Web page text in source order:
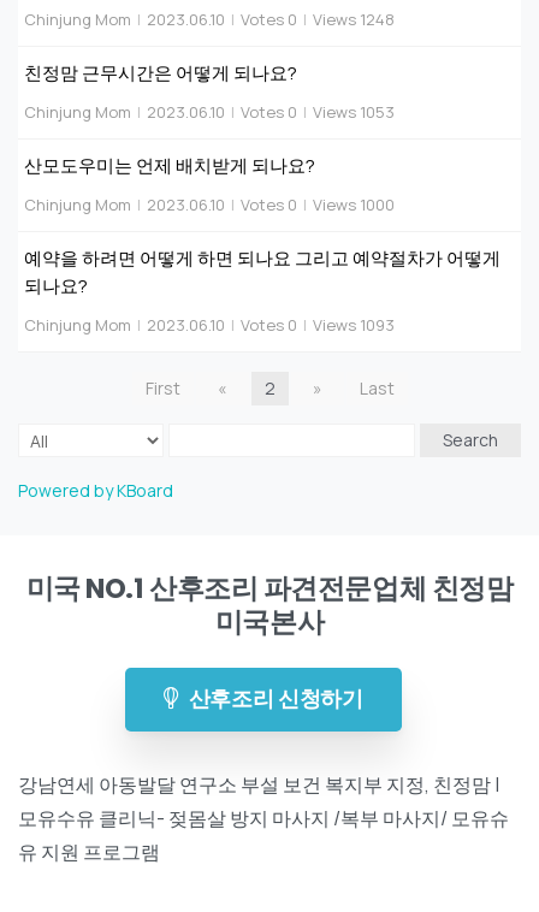
Chinjung Mom | 2023.06.10 | Votes 0 | Views 1248
친정맘 근무시간은 어떻게 되나요?
Chinjung Mom | 2023.06.10 | Votes 0 | Views 1053
산모도우미는 언제 배치받게 되나요?
Chinjung Mom | 2023.06.10 | Votes 0 | Views 1000
예약을 하려면 어떻게 하면 되나요 그리고 예약절차가 어떻게
되나요?
Chinjung Mom | 2023.06.10 | Votes 0 | Views 1093
First « 2 » Last
Search
Powered by KBoard
미국 NO.1 산후조리 파견전문업체 친정맘
미국본사
산후조리 신청하기
강남연세 아동발달 연구소 부설 보건 복지부 지정, 친정맘 |
모유수유 클리닉- 젖몸살 방지 마사지 /복부 마사지/ 모유슈
유 지원 프로그램